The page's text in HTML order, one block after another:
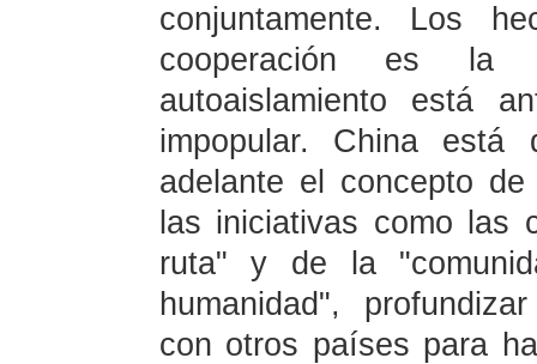
conjuntamente. Los
cooperación es la
autoaislamiento está
impopular. China
adelante el concepto
las iniciativas como las
ruta" y de la
humanidad",
con otros países para